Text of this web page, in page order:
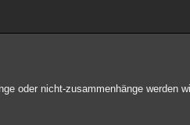
oder nicht-zusammenhänge werden